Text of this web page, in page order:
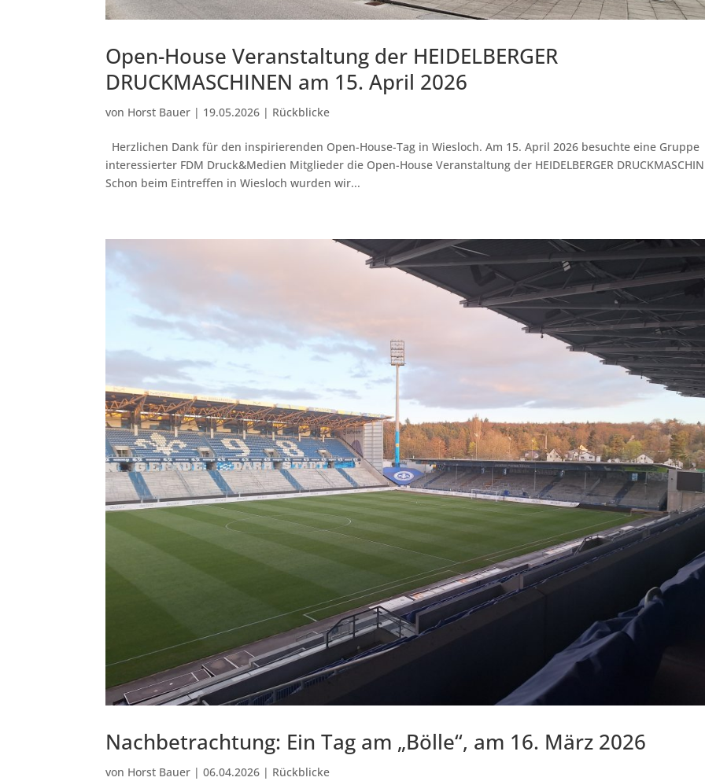
Open-House Veranstaltung der HEIDELBERGER
DRUCKMASCHINEN am 15. April 2026
von Horst Bauer | 19.05.2026 | Rückblicke
Herzlichen Dank für den inspirierenden Open-House-Tag in Wiesloch. Am 15. April 2026 besuchte eine Gruppe
interessierter FDM Druck&Medien Mitglieder die Open-House Veranstaltung der HEIDELBERGER
Schon beim Eintreffen in Wiesloch wurden wir...
Nachbetrachtung: Ein Tag am „Bölle“, am 16. März 2026
von Horst Bauer |06.04.2026 | Rückblicke